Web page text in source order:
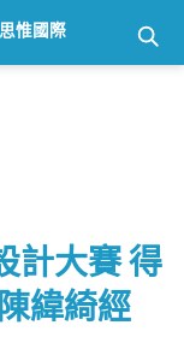
惟國際
計大賽 得
緯綺經